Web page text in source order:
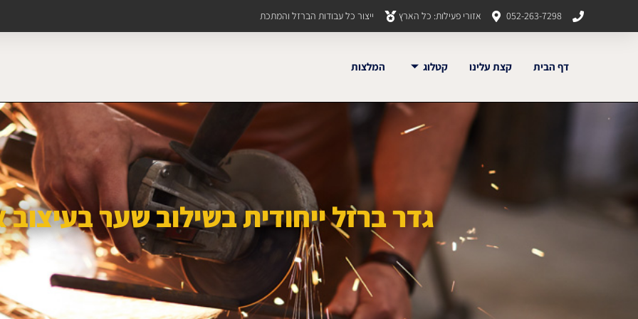
052-263-7298 אזורי פעילות: כל הארץ ייצור כל עבודות הברזל והמתכת
דף הבית קצת עלינו קטלוג המלצות
גדר ברזל ייחודית בשילוב שער בעיצוב